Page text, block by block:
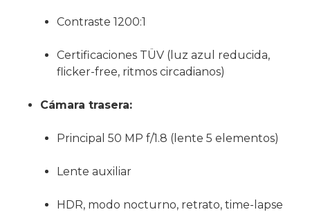
Contraste 1200:1
Certificaciones TÜV (luz azul reducida,
flicker-free, ritmos circadianos)
Cámara trasera:
Principal 50 MP f/1.8 (lente 5 elementos)
Lente auxiliar
HDR, modo nocturno, retrato, time-lapse